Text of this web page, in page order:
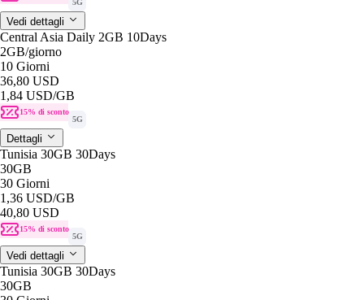
Vedi dettagli
Central Asia Daily 2GB 10Days
2GB/giorno
10 Giorni
36,80 USD
1,84 USD/GB
15% di sconto
5G
Dettagli
Tunisia 30GB 30Days
30GB
30 Giorni
1,36 USD/GB
40,80 USD
15% di sconto
5G
Vedi dettagli
Tunisia 30GB 30Days
30GB